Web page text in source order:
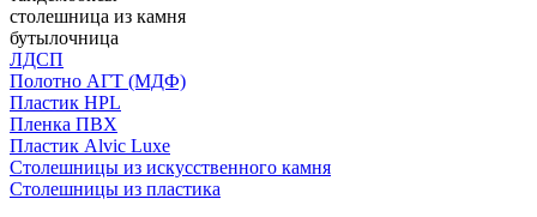
столешница из камня
бутылочница
ЛДСП
Полотно АГТ (МДФ)
Пластик HPL
Пленка ПВХ
Пластик Alvic Luxe
Столешницы из искусственного камня
Столешницы из пластика